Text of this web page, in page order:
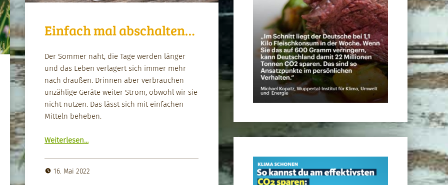
Einfach mal abschalten…
Der Som­mer naht, die Tage wer­den länger
und das Leben ver­lagert sich immer mehr
nach draußen. Drin­nen aber ver­brauchen
unzäh­lige Geräte weit­er Strom, obwohl wir sie
nicht nutzen. Das lässt sich mit ein­fachen
Mit­teln beheben.
Weit­er­lesen…
16. Mai 2022